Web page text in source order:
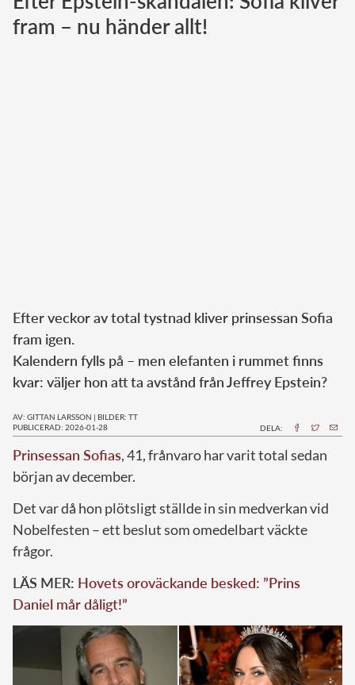
Norska kungahuset
fram – nu händer allt!
Efter veckor av total tystnad kliver prinsessan Sofia
fram igen.
Kalendern fylls på – men elefanten i rummet finns
kvar: väljer hon att ta avstånd från Jeffrey Epstein?
AV: GITTAN LARSSON | BILDER: TT
PUBLICERAD: 2026-01-28
DELA:
Prinsessan Sofias, 41, frånvaro har varit total sedan
början av december.
Det var då hon plötsligt ställde in sin medverkan vid
Nobelfesten – ett beslut som omedelbart väckte
frågor.
LÄS MER: Hovets oroväckande besked: ”Prins
Daniel mår dåligt!”